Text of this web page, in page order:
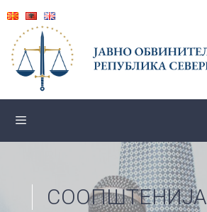
content
СООПШТЕНИЈА